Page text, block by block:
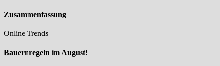
Zusammenfassung
Online Trends
Bauernregeln im August!